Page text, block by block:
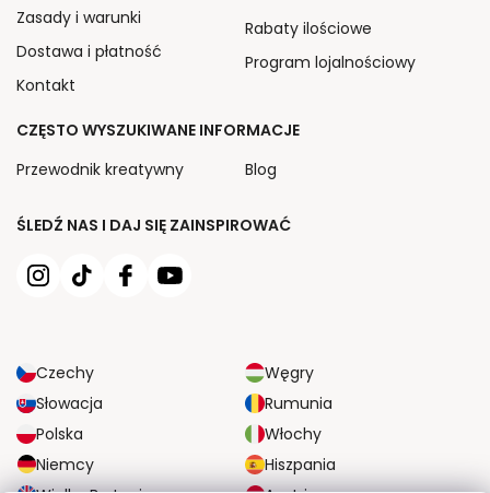
ŚLEDŹ NAS I DAJ SIĘ ZAINSPIROWAĆ
Czechy
Węgry
Słowacja
Rumunia
Polska
Włochy
Niemcy
Hiszpania
Zasady i warunki
Dostawa i płatność
Kontakt
Rabaty ilościowe
Program lojalnościowy
CZĘSTO WYSZUKIWANE INFORMACJE
Przewodnik kreatywny
Blog